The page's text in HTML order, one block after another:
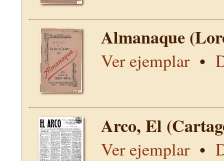
Almanaque
Ver ejemplar•
Arco, El
Ver ejemplar•